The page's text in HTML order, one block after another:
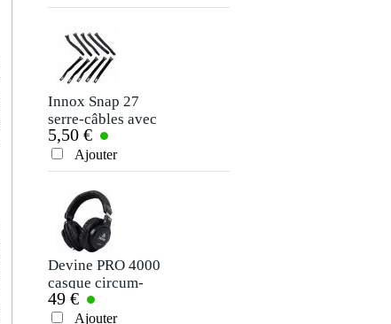
Innox Snap 27
serre-câbles avec
bande autocollante
5,50 €
Ajouter
Devine PRO 4000
casque circum-
aural
49 €
Ajouter